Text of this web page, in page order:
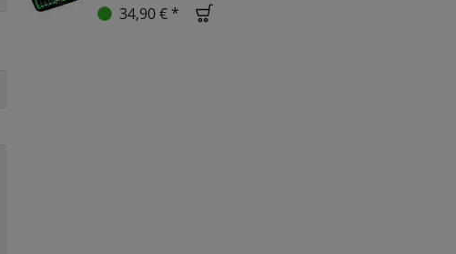
34,90 € *